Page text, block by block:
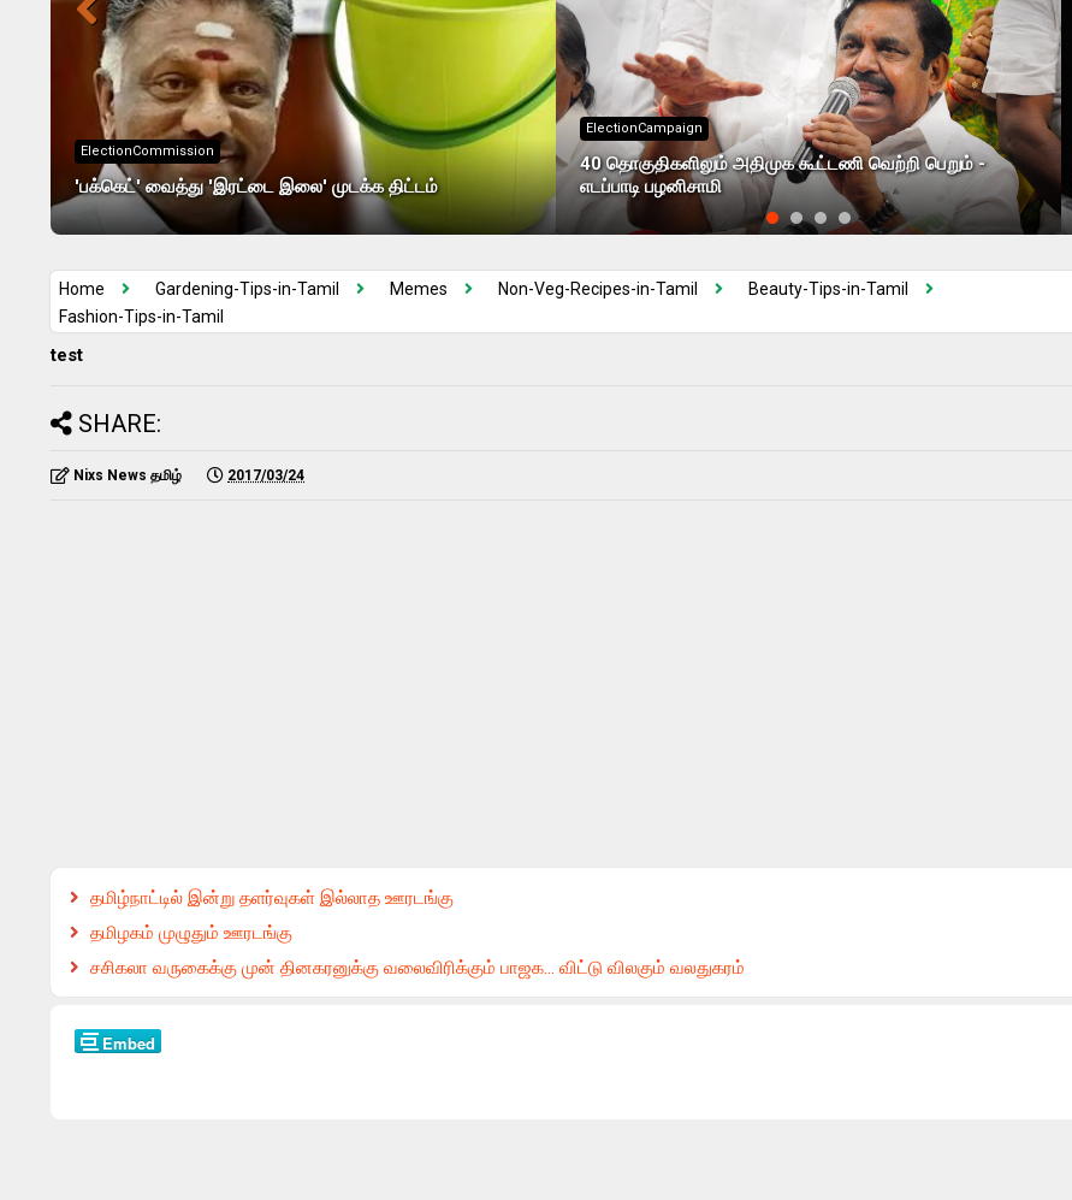
ElectionCommission
'பக்கெட்' வைத்து 'இரட்டை இலை' முடக்க திட்டம்
ElectionCampaign
40 தொகுதிகளிலும் அதிமுக கூட்டணி வெற்றி பெறும் -
எடப்பாடி பழனிசாமி
Home Gardening-Tips-in-Tamil Memes Non-Veg-Recipes-in-Tamil
Beauty-Tips-in-Tamil
Fashion-Tips-in-Tamil
test
SHARE:
Nixs News தமிழ் 2017/03/24
தமிழ்நாட்டில் இன்று தளர்வுகள் இல்லாத ஊரடங்கு
தமிழகம் முழுதும் ஊரடங்கு
சசிகலா வருகைக்கு முன் தினகரனுக்கு வலைவிரிக்கும் பாஜக... விட்டு விலகும் வலதுகரம்